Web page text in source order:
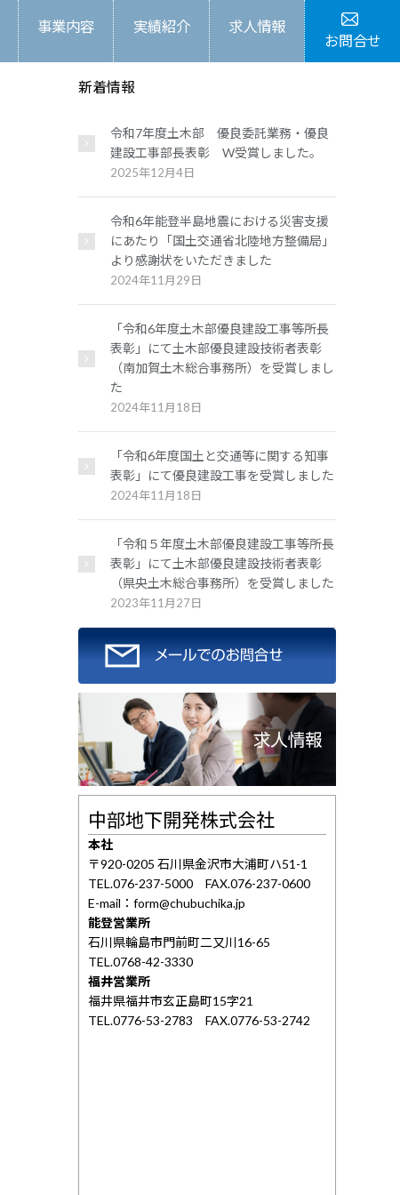
お問合せ
求人情報
実績紹介
事業内容
新着情報
令和7年度土木部 優良委託業務・優良
建設工事部長表彰 W受賞しました。
2025年12月4日
令和6年能登半島地震における災害支援
にあたり「国土交通省北陸地方整備局」
より感謝状をいただきました
2024年11月29日
「令和6年度土木部優良建設工事等所長
表彰」にて土木部優良建設技術者表彰
（南加賀土木総合事務所）を受賞しまし
た
2024年11月18日
「令和6年度国土と交通等に関する知事
表彰」にて優良建設工事を受賞しました
2024年11月18日
「令和５年度土木部優良建設工事等所長
表彰」にて土木部優良建設技術者表彰
（県央土木総合事務所）を受賞しました
2023年11月27日
中部地下開発株式会社
本社
〒920-0205 石川県金沢市大浦町ハ51-1
TEL.076-237-5000 FAX.076-237-0600
E-mail：form@chubuchika.jp
能登営業所
石川県輪島市門前町二又川16-65
TEL.0768-42-3330
福井営業所
福井県福井市玄正島町15字21
TEL.0776-53-2783 FAX.0776-53-2742